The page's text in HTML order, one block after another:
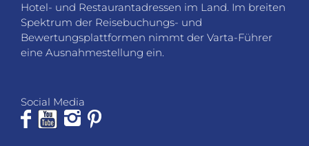
Hotel- und Restaurantadressen im Land. Im breiten
Spektrum der Reisebuchungs- und
Bewertungsplattformen nimmt der Varta-Führer
eine Ausnahmestellung ein.
Social Media